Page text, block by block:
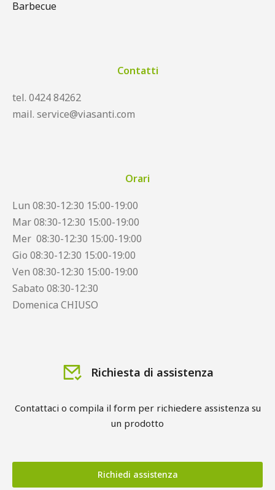
Barbecue
Contatti
tel. 0424 84262
mail. service@viasanti.com
Orari
Lun 08:30-12:30 15:00-19:00
Mar 08:30-12:30 15:00-19:00
Mer 08:30-12:30 15:00-19:00
Gio 08:30-12:30 15:00-19:00
Ven 08:30-12:30 15:00-19:00
Sabato 08:30-12:30
Domenica CHIUSO
Richiesta di assistenza
Contattaci o compila il form per richiedere assistenza su
un prodotto
Richiedi assistenza